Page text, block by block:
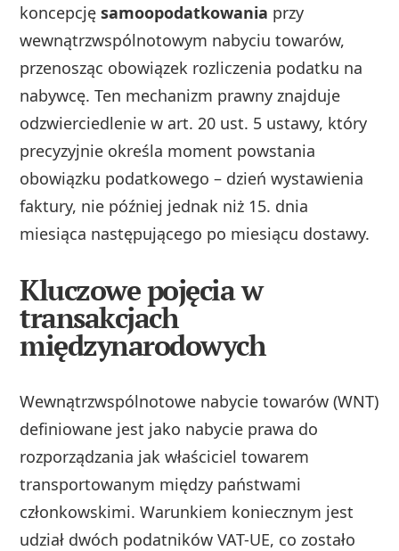
koncepcjęsamoopodatkowania przy
wewnątrzwspólnotowym nabyciu towarów,
przenosząc obowiązek rozliczenia podatku na
nabywcę. Ten mechanizm prawny znajduje
odzwierciedlenie w art. 20 ust. 5 ustawy, który
precyzyjnie określa moment powstania
obowiązku podatkowego – dzień wystawienia
faktury, nie później jednak niż 15. dnia
miesiąca następującego po miesiącu dostawy.
Kluczowe pojęcia w
transakcjach
międzynarodowych
Wewnątrzwspólnotowe nabycie towarów (WNT)
definiowane jest jako nabycie prawa do
rozporządzania jak właściciel towarem
transportowanym między państwami
członkowskimi. Warunkiem koniecznym jest
udział dwóch podatników VAT-UE, co zostało